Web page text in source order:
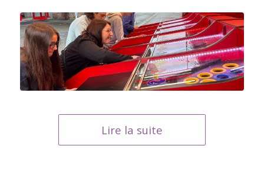
Lire la suite